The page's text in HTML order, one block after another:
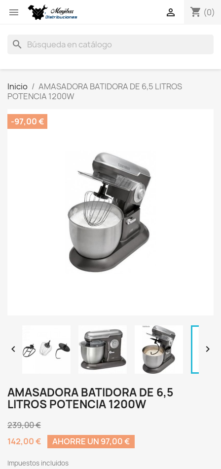
 shopping_cart (0)

search
Inicio
AMASADORA BATIDORA DE 6,5 LITROS
POTENCIA 1200W
-97,00 €
 
AMASADORA BATIDORA DE 6,5
LITROS POTENCIA 1200W
239,00 €
142,00 €
AHORRE UN 97,00 €
Impuestos incluidos